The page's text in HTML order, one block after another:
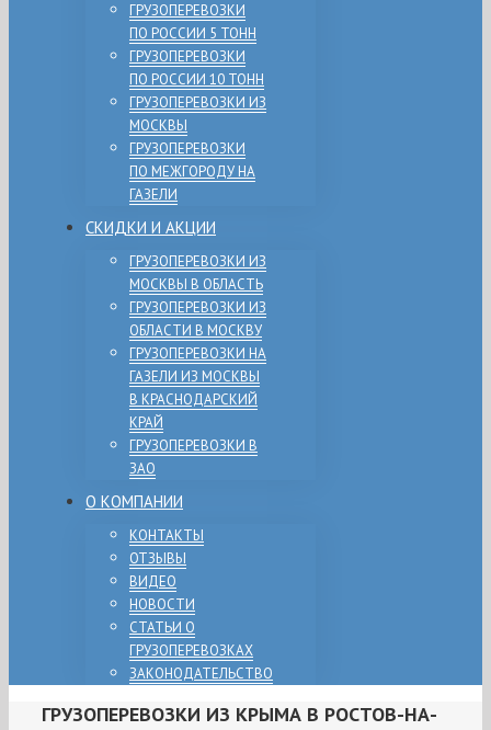
ГРУЗОПЕРЕВОЗКИ
ПО РОССИИ 5 ТОНН
ГРУЗОПЕРЕВОЗКИ
ПО РОССИИ 10 ТОНН
ГРУЗОПЕРЕВОЗКИ ИЗ
МОСКВЫ
ГРУЗОПЕРЕВОЗКИ
ПО МЕЖГОРОДУ НА
ГАЗЕЛИ
СКИДКИ И АКЦИИ
ГРУЗОПЕРЕВОЗКИ ИЗ
МОСКВЫ В ОБЛАСТЬ
ГРУЗОПЕРЕВОЗКИ ИЗ
ОБЛАСТИ В МОСКВУ
ГРУЗОПЕРЕВОЗКИ НА
ГАЗЕЛИ ИЗ МОСКВЫ
В КРАСНОДАРСКИЙ
КРАЙ
ГРУЗОПЕРЕВОЗКИ В
ЗАО
О КОМПАНИИ
КОНТАКТЫ
ОТЗЫВЫ
ВИДЕО
НОВОСТИ
СТАТЬИ О
ГРУЗОПЕРЕВОЗКАХ
ЗАКОНОДАТЕЛЬСТВО
ГРУЗОПЕРЕВОЗКИ ИЗ КРЫМА В РОСТОВ-НА-